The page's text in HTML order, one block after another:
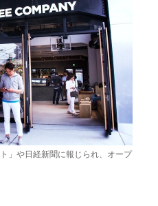
」や日経新聞に報じられ、オープ